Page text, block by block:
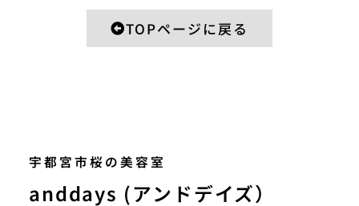
TOPページに戻る
宇都宮市桜の美容室
anddays (アンドデイズ）